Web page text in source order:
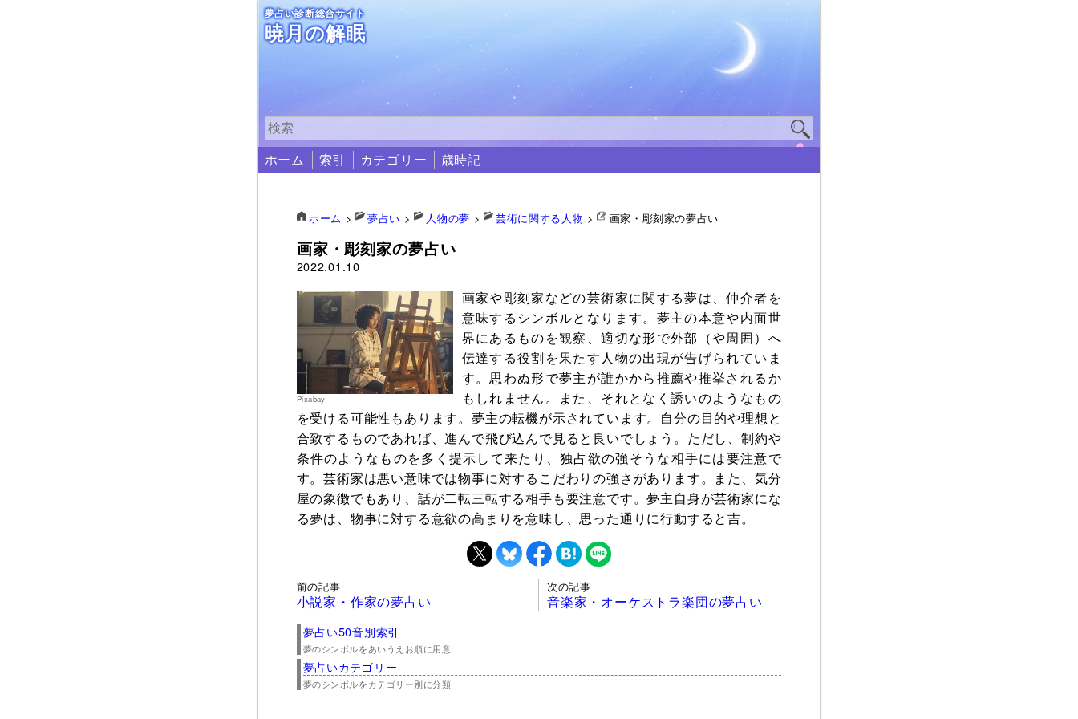
夢占い診断総合サイト
暁月の解眠
ホーム 索引 カテゴリー 歳時記
ホーム > 夢占い > 人物の夢 > 芸術に関する人物 > 画家・彫刻家の夢占い
画家・彫刻家の夢占い
2022.01.10
Pixabay
画家や彫刻家などの芸術家に関する夢は、仲介者を
意味するシンボルとなります。夢主の本意や内面世
界にあるものを観察、適切な形で外部（や周囲）へ
伝達する役割を果たす人物の出現が告げられていま
す。思わぬ形で夢主が誰かから推薦や推挙されるか
もしれません。また、それとなく誘いのようなもの
を受ける可能性もあります。夢主の転機が示されています。自分の目的や理想と
合致するものであれば、進んで飛び込んで見ると良いでしょう。ただし、制約や
条件のようなものを多く提示して来たり、独占欲の強そうな相手には要注意で
す。芸術家は悪い意味では物事に対するこだわりの強さがあります。また、気分
屋の象徴でもあり、話が二転三転する相手も要注意です。夢主自身が芸術家にな
る夢は、物事に対する意欲の高まりを意味し、思った通りに行動すると吉。
前の記事
小説家・作家の夢占い
次の記事
音楽家・オーケストラ楽団の夢占い
夢占い50音別索引
夢のシンボルをあいうえお順に用意
夢占いカテゴリー
夢のシンボルをカテゴリー別に分類